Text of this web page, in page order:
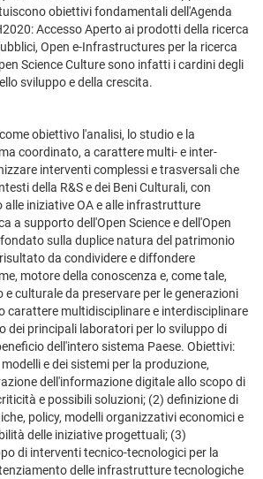
obiettivi fondamentali dell'Agenda
Accesso Aperto ai prodotti della ricerca
Open e-Infrastructures per la ricerca
Science Culture sono infatti i cardini degli
sviluppo e della crescita.
obiettivo l'analisi, lo studio e la
coordinato, a carattere multi- e inter-
interventi complessi e trasversali che
della R&S e dei Beni Culturali, con
iniziative OA e alle infrastrutture
a supporto dell'Open Science e dell'Open
sulla duplice natura del patrimonio
da condividere e diffondere
motore della conoscenza e, come tale,
culturale da preservare per le generazioni
carattere multidisciplinare e interdisciplinare
dei principali laboratori per lo sviluppo di
dell'intero sistema Paese. Obiettivi:
e dei sistemi per la produzione,
dell'informazione digitale allo scopo di
e possibili soluzioni; (2) definizione di
policy, modelli organizzativi economici e
delle iniziative progettuali; (3)
di interventi tecnico-tecnologici per la
delle infrastrutture tecnologiche